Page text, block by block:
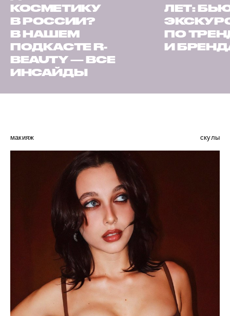
КОСМЕТИКУ
В РОССИИ?
В НАШЕМ
ПОДКАСТЕ R-
BEAUTY — ВСЕ
ИНСАЙДЫ
ЛЕТ:
ПО
И
макияж скулы